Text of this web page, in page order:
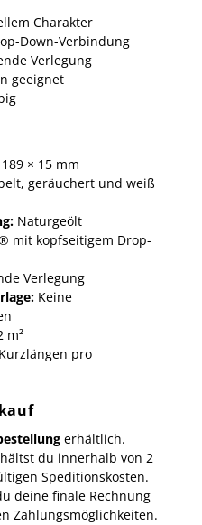
Charakter
Down-Verbindung
Verlegung
geeignet
× 15 mm
geräuchert und weiß
Naturgeölt
mit kopfseitigem Drop-
Verlegung
Keine
m²
pro
erhältlich.
du innerhalb von 2
Speditionskosten.
deine finale Rechnung
Zahlungsmöglichkeiten.